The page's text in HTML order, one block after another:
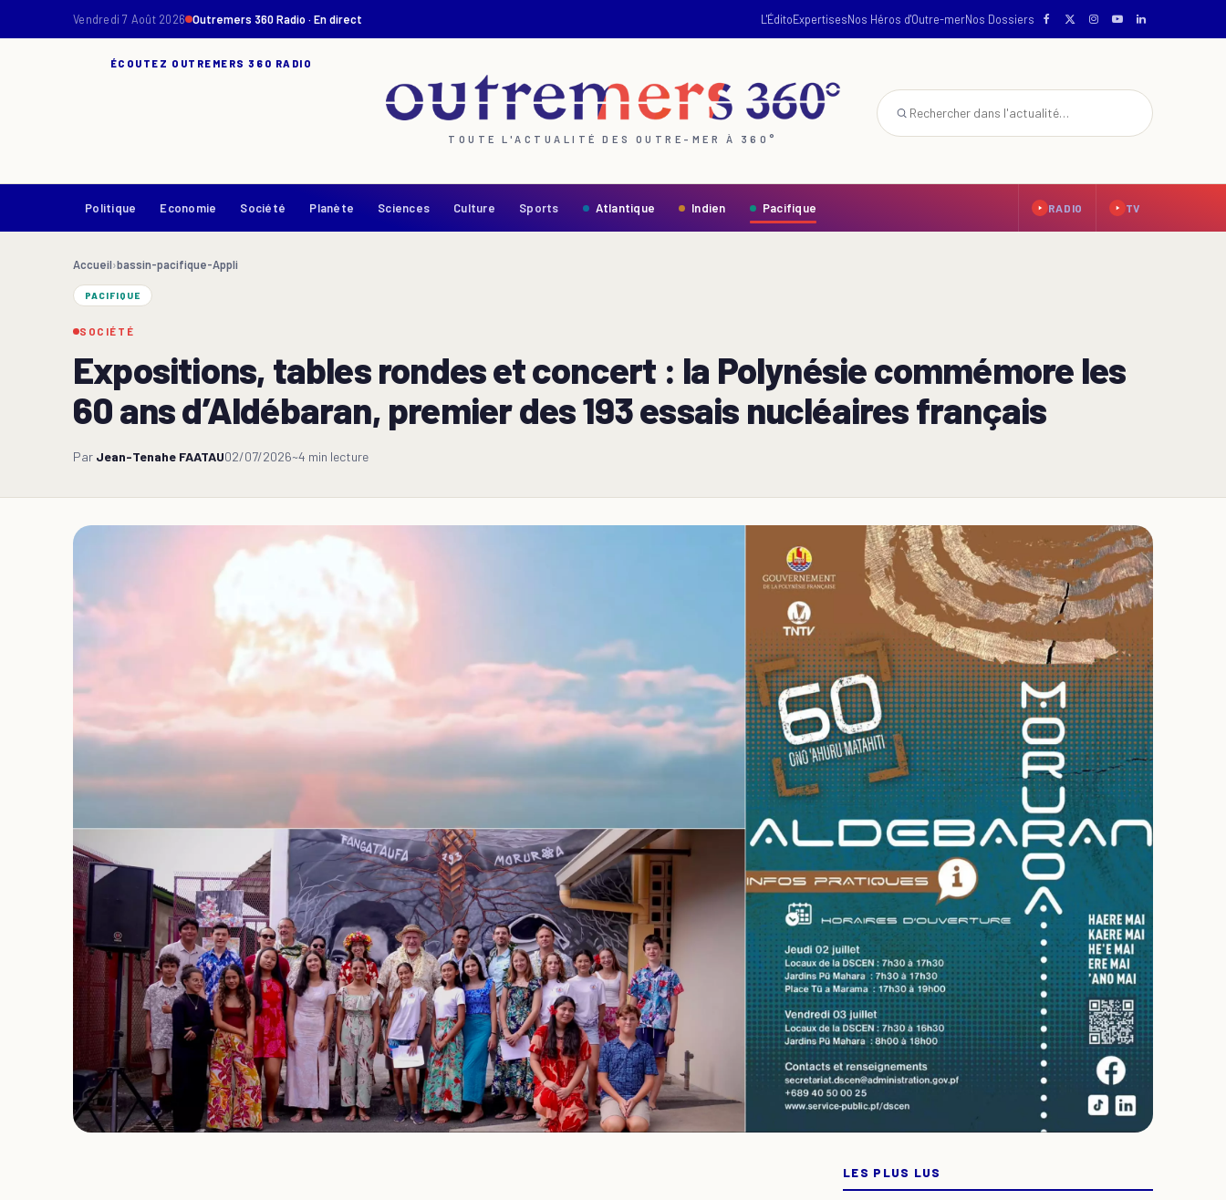
Vendredi 7 Août 2026 Outremers 360 Radio · En direct L'ÉditoExpertisesNos Héros d'Outre-merNos Dossiers
ÉCOUTEZ OUTREMERS 360 RADIO
TOUTE L'ACTUALITÉ DES OUTRE-MER À 360°
Politique Economie Société Planète Sciences Culture Sports Atlantique Indien Pacifique RADIO TV
Accueil›bassin-pacifique-Appli
PACIFIQUE
SOCIÉTÉ
Expositions, tables rondes et concert : la Polynésie commémore les
60 ans d’Aldébaran, premier des 193 essais nucléaires français
Par Jean-Tenahe FAATAU02/07/2026~4 min lecture
LES PLUS LUS